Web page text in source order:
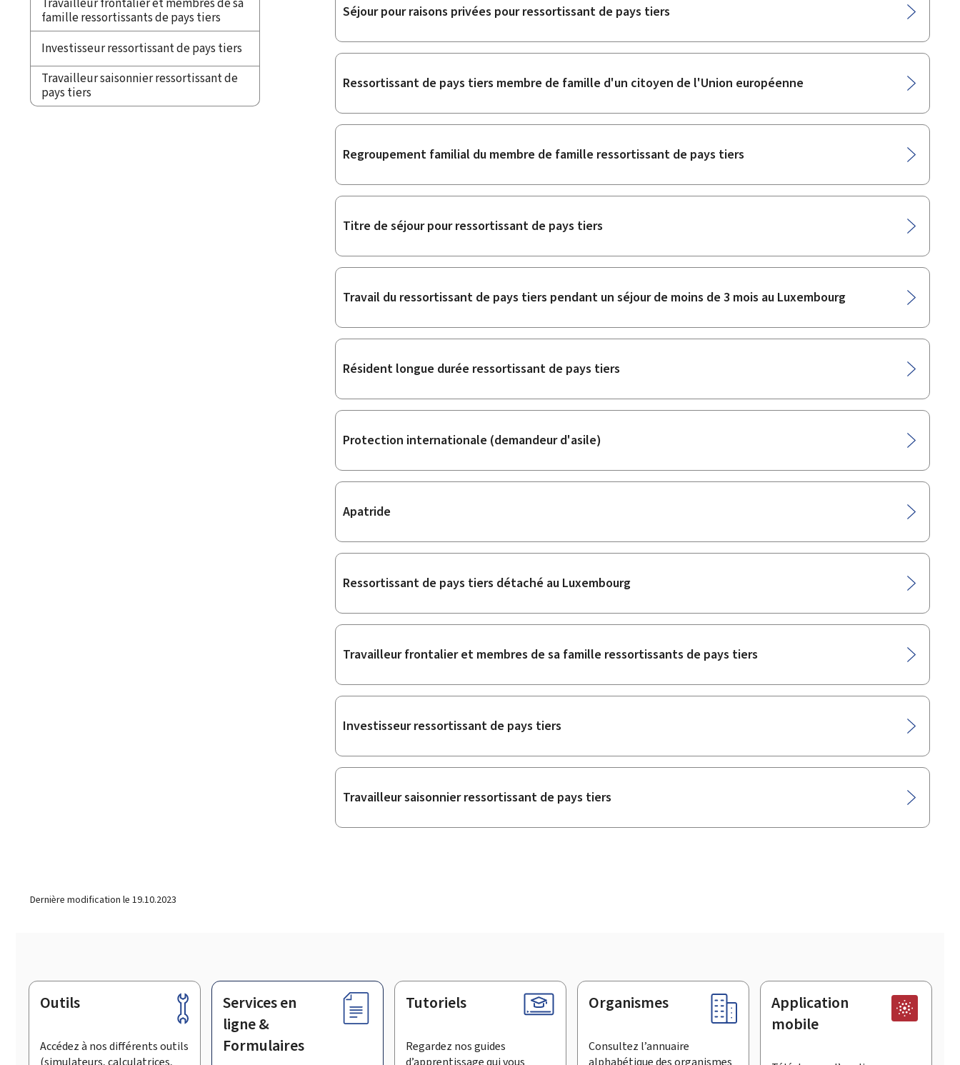
Travailleur frontalier et membres de sa
famille ressortissants de pays tiers
Investisseur ressortissant de pays tiers
Travailleur saisonnier ressortissant de
pays tiers
Séjour pour raisons privées pour ressortissant de pays tiers
Ressortissant de pays tiers membre de famille d'un citoyen de l'Union européenne
Regroupement familial du membre de famille ressortissant de pays tiers
Titre de séjour pour ressortissant de pays tiers
Travail du ressortissant de pays tiers pendant un séjour de moins de 3 mois au Luxembourg
Résident longue durée ressortissant de pays tiers
Protection internationale (demandeur d'asile)
Apatride
Ressortissant de pays tiers détaché au Luxembourg
Travailleur frontalier et membres de sa famille ressortissants de pays tiers
Investisseur ressortissant de pays tiers
Travailleur saisonnier ressortissant de pays tiers
Dernière modification le 19.10.2023
Pied
page
Outils
Accédez à nos différents outils
(simulateurs, calculatrices,
Services en
ligne &
Formulaires
Tutoriels
Regardez nos guides
d’apprentissage qui vous
Organismes
Consultez l’annuaire
alphabétique des organismes
Application
mobile